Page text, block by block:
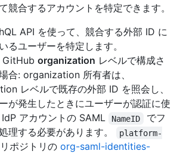
競合するアカウントを特定できます。
API を使って、競合する外部 ID に
るユーザーを特定します。
GitHub organization レベルで構成さ
合: organization 所有者は、
レベルで既存の外部 ID を照会し、
が発生したときにユーザーが認証に使
アカウントの SAML
NameID
でフ
理する必要があります。
platform-
リポジトリのorg-saml-identities-